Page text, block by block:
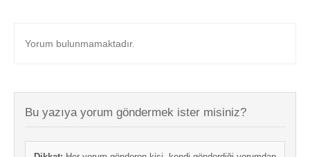
Yorum bulunmamaktadır.
Bu yazıya yorum göndermek ister misiniz?